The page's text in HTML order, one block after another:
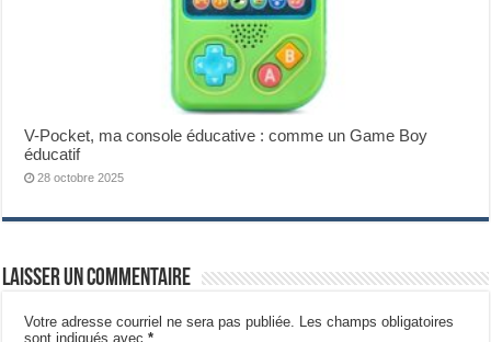
V-Pocket, ma console éducative : comme un Game Boy
éducatif
28 octobre 2025
Laisser un commentaire
Votre adresse courriel ne sera pas publiée. Les champs obligatoires
sont indiqués avec*